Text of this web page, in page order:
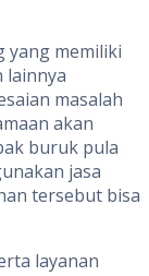
yang memiliki
lainnya
masalah
akan
buruk pula
jasa
tersebut bisa
layanan